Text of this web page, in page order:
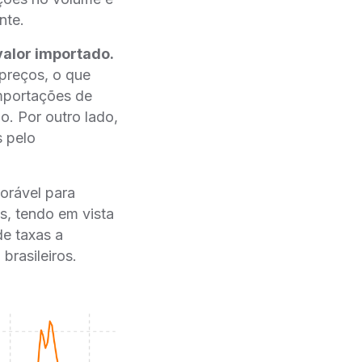
importado.
o que
de
Por outro lado,
pelo
para
tendo em vista
taxas a